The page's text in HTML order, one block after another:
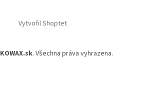
Vytvořil Shoptet
KOWAX.sk. Všechna práva vyhrazena.